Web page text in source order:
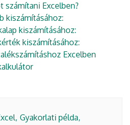
számítani Excelben?
kiszámításához:
kiszámításához:
kiszámításához:
Excelben
Gyakorlati példa